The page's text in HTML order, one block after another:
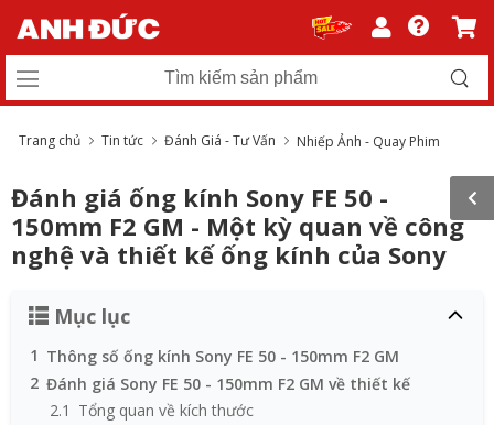
Trang chủ Tin tức Đánh Giá - Tư Vấn Nhiếp Ảnh - Quay Phim
Đánh giá ống kính Sony FE 50 -
150mm F2 GM - Một kỳ quan về công
nghệ và thiết kế ống kính của Sony
Mục lục
1 Thông số ống kính Sony FE 50 - 150mm F2 GM
2 Đánh giá Sony FE 50 - 150mm F2 GM về thiết kế
2.1 Tổng quan về kích thước